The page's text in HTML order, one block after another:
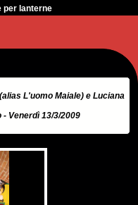
per lanterne
L'uomo Maiale) e Luciana
Venerdì 13/3/2009